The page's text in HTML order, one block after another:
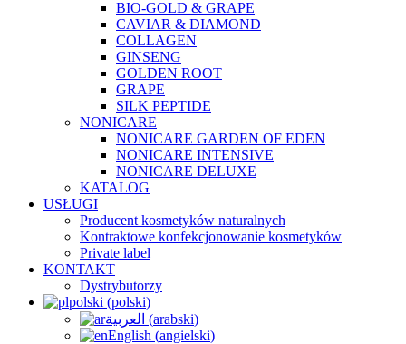
BIO-GOLD & GRAPE
CAVIAR & DIAMOND
COLLAGEN
GINSENG
GOLDEN ROOT
GRAPE
SILK PEPTIDE
NONICARE
NONICARE GARDEN OF EDEN
NONICARE INTENSIVE
NONICARE DELUXE
KATALOG
USŁUGI
Producent kosmetyków naturalnych
Kontraktowe konfekcjonowanie kosmetyków
Private label
KONTAKT
Dystrybutorzy
polski (polski)
العربية (arabski)
English (angielski)